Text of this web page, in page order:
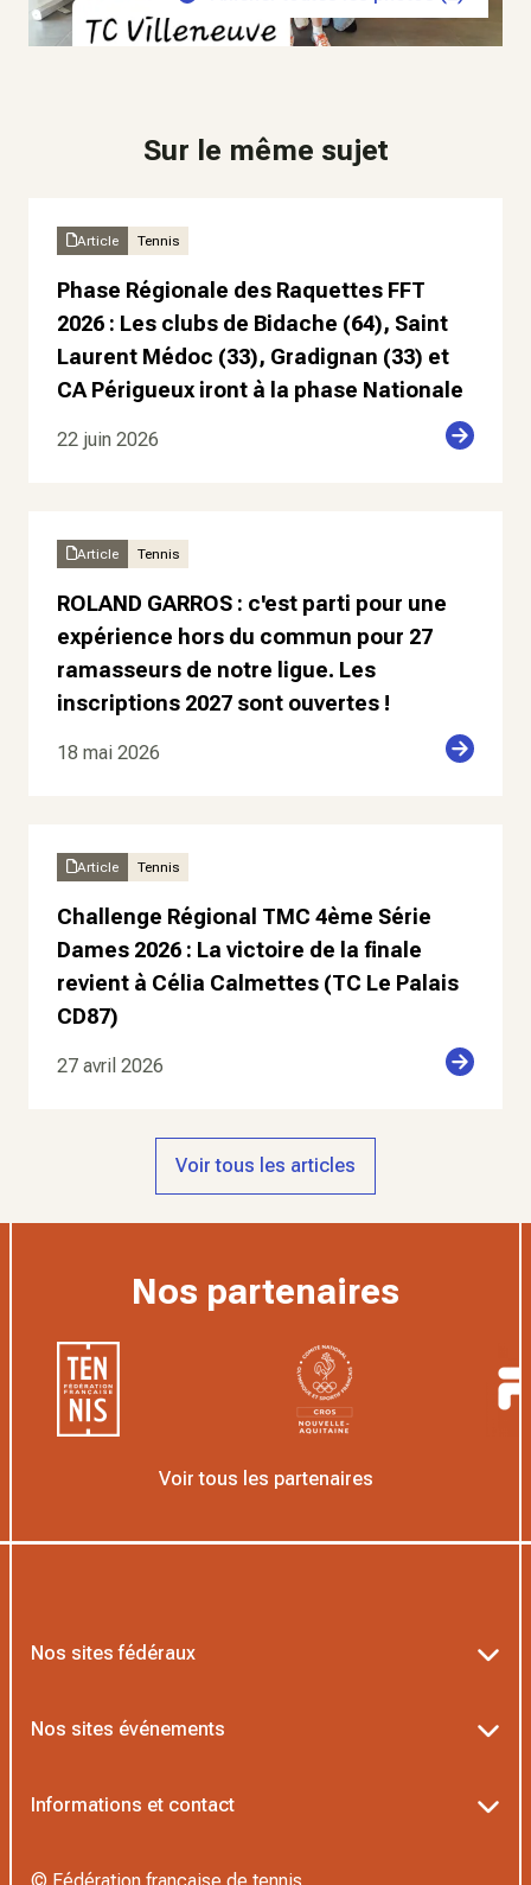
Sur le même sujet
Article Tennis
Phase Régionale des Raquettes FFT
2026 : Les clubs de Bidache (64), Saint
Laurent Médoc (33), Gradignan (33) et
CA Périgueux iront à la phase Nationale
22 juin 2026
Article Tennis
ROLAND GARROS : c'est parti pour une
expérience hors du commun pour 27
ramasseurs de notre ligue. Les
inscriptions 2027 sont ouvertes !
18 mai 2026
Article Tennis
Challenge Régional TMC 4ème Série
Dames 2026 : La victoire de la finale
revient à Célia Calmettes (TC Le Palais
CD87)
27 avril 2026
Voir tous les articles
Nos partenaires
Voir tous les partenaires
Nos sites fédéraux
Nos sites événements
Informations et contact